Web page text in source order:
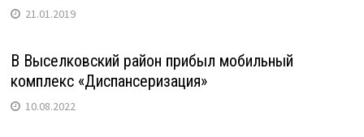
21.01.2019
В Выселковский район прибыл мобильный
комплекс «Диспансеризация»
10.08.2022